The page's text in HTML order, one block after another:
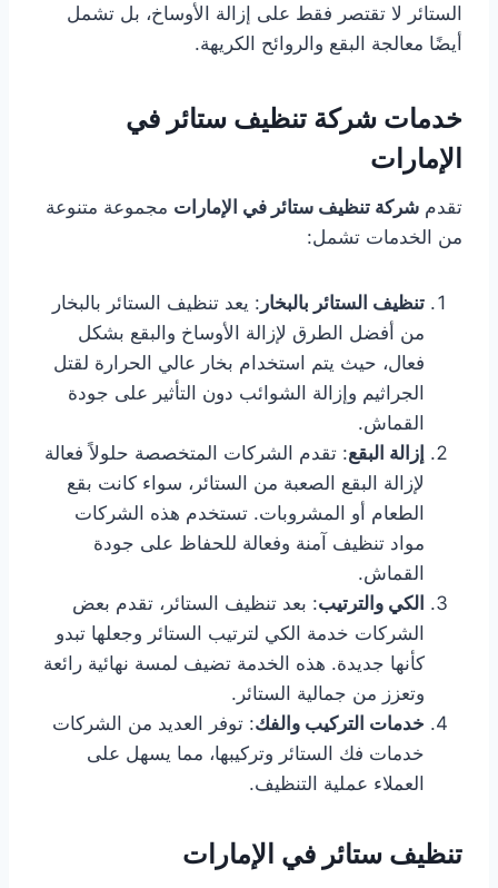
الستائر لا تقتصر فقط على إزالة الأوساخ، بل تشمل
أيضًا معالجة البقع والروائح الكريهة.
خدمات شركة تنظيف ستائر في
الإمارات
تقدم شركة تنظيف ستائر في الإمارات مجموعة متنوعة
من الخدمات تشمل:
تنظيف الستائر بالبخار : يعد تنظيف الستائر بالبخار
من أفضل الطرق لإزالة الأوساخ والبقع بشكل
فعال، حيث يتم استخدام بخار عالي الحرارة لقتل
الجراثيم وإزالة الشوائب دون التأثير على جودة
القماش.
إزالة البقع: تقدم الشركات المتخصصة حلولاً فعالة
لإزالة البقع الصعبة من الستائر، سواء كانت بقع
الطعام أو المشروبات. تستخدم هذه الشركات
مواد تنظيف آمنة وفعالة للحفاظ على جودة
القماش.
الكي والترتيب: بعد تنظيف الستائر، تقدم بعض
الشركات خدمة الكي لترتيب الستائر وجعلها تبدو
كأنها جديدة. هذه الخدمة تضيف لمسة نهائية رائعة
وتعزز من جمالية الستائر.
خدمات التركيب والفك: توفر العديد من الشركات
خدمات فك الستائر وتركيبها، مما يسهل على
العملاء عملية التنظيف.
تنظيف ستائر في الإمارات